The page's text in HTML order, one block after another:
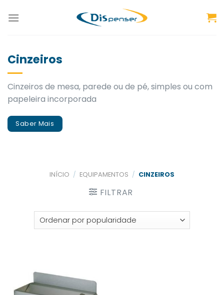
Cinzeiros
Cinzeiros de mesa, parede ou de pé, simples ou com
papeleira incorporada
Saber Mais
INÍCIO / EQUIPAMENTOS / CINZEIROS
FILTRAR